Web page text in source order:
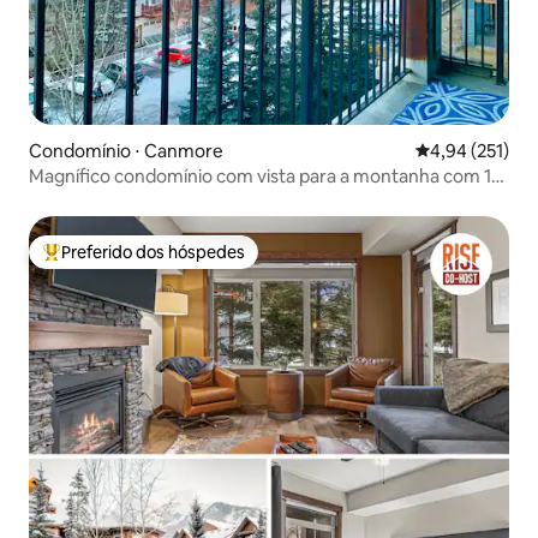
Condomínio ⋅ Canmore 4,94 de uma
4,94 (251)
Magnífico condomínio com vista para a montanha com 1
Entre os melhores preferidos dos hóspedes
Preferido dos hóspedes